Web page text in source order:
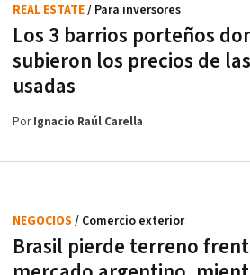
Los 3 barrios porteños
subieron los precios de
usadas
REAL ESTATE/ Para inversores
PorIgnacio Raúl Carella
Brasil pierde terreno
NEGOCIOS / Comercio exterior